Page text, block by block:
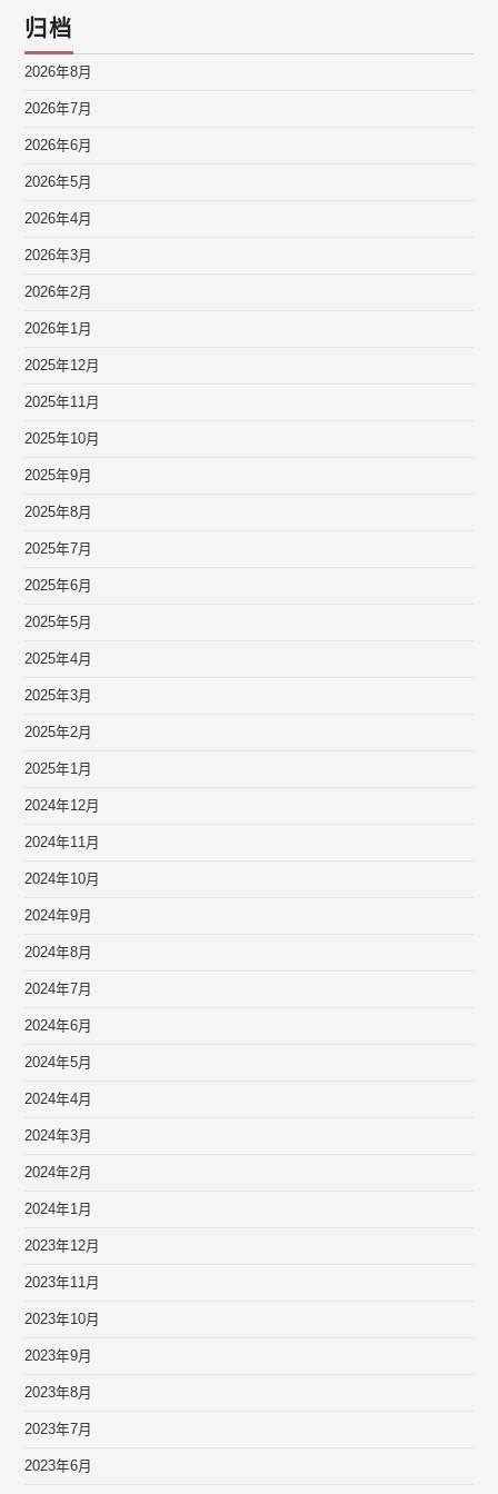
归档
2026年8月
2026年7月
2026年6月
2026年5月
2026年4月
2026年3月
2026年2月
2026年1月
2025年12月
2025年11月
2025年10月
2025年9月
2025年8月
2025年7月
2025年6月
2025年5月
2025年4月
2025年3月
2025年2月
2025年1月
2024年12月
2024年11月
2024年10月
2024年9月
2024年8月
2024年7月
2024年6月
2024年5月
2024年4月
2024年3月
2024年2月
2024年1月
2023年12月
2023年11月
2023年10月
2023年9月
2023年8月
2023年7月
2023年6月